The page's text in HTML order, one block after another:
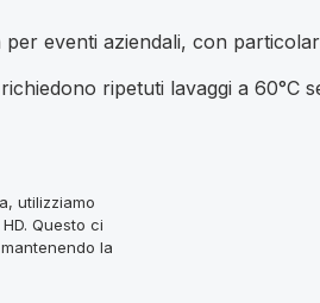
eventi aziendali, con
ripetuti lavaggi a 60°C
utilizziamo
Questo ci
la